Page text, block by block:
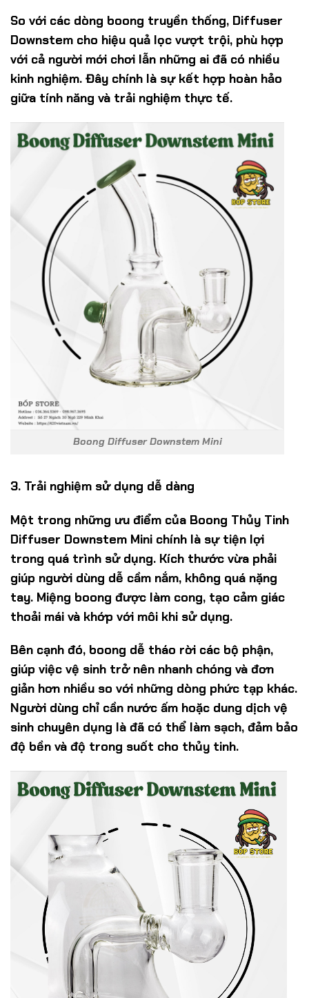
So với các dòng boong truyền thống, Diffuser
Downstem cho hiệu quả lọc vượt trội, phù hợp
với cả người mới chơi lẫn những ai đã có nhiều
kinh nghiệm. Đây chính là sự kết hợp hoàn hảo
giữa tính năng và trải nghiệm thực tế.
Boong Diffuser Downstem Mini
3. Trải nghiệm sử dụng dễ dàng
Một trong những ưu điểm của Boong Thủy Tinh
Diffuser Downstem Mini chính là sự tiện lợi
trong quá trình sử dụng. Kích thước vừa phải
giúp người dùng dễ cầm nắm, không quá nặng
tay. Miệng boong được làm cong, tạo cảm giác
thoải mái và khớp với môi khi sử dụng.
Bên cạnh đó, boong dễ tháo rời các bộ phận,
giúp việc vệ sinh trở nên nhanh chóng và đơn
giản hơn nhiều so với những dòng phức tạp khác.
Người dùng chỉ cần nước ấm hoặc dung dịch vệ
sinh chuyên dụng là đã có thể làm sạch, đảm bảo
độ bền và độ trong suốt cho thủy tinh.